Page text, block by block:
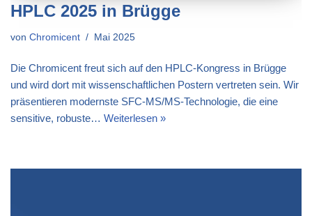
HPLC 2025 in Brügge
von Chromicent Mai 2025
Die Chromicent freut sich auf den HPLC-Kongress in Brügge
und wird dort mit wissenschaftlichen Postern vertreten sein. Wir
präsentieren modernste SFC-MS/MS-Technologie, die eine
sensitive, robuste… Weiterlesen »